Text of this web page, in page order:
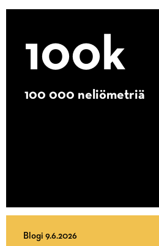
100k
100 000 neliömetriä
Blogi 9.6.2026